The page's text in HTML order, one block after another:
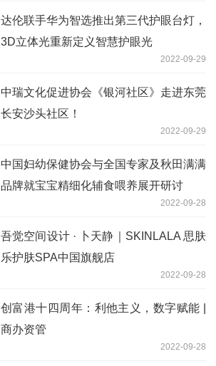
达伦联手华为智选推出第三代护眼台灯，
3D立体光重新定义智慧护眼光
2022-09-29
中瑞文化促进协会《银河社区》走进东莞
长安沙头社区！
2022-09-29
中国妇幼保健协会与全国专家及秋田满满
品牌就宝宝精细化辅食喂养展开研讨
2022-09-28
吾觉空间设计 · 卜天静｜SKINLALA 思肤
乐护肤SPA中国旗舰店
2022-09-28
创富港十四周年：利他主义，数字赋能 |
商办资管
2022-09-28